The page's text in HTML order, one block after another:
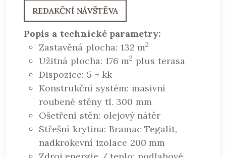
REDAKČNÍ NÁVŠTĚVA
Popis a technické parametry:
Zastavěná plocha: 132 m2
Užitná plocha: 176 m2 plus terasa
Dispozice: 5 + kk
Konstrukční systém: masivní
roubené stěny tl. 300 mm
Ošetření stěn: olejový nátěr
Střešní krytina: Bramac Tegalit,
nadkrokevní izolace 200 mm